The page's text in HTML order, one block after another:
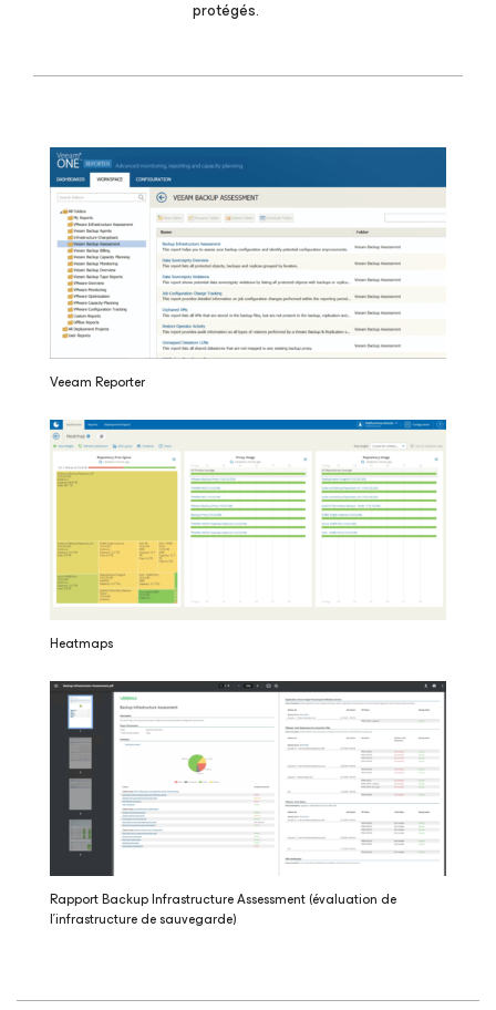
protégés.
Veeam Reporter
Heatmaps
Rapport Backup Infrastructure Assessment (évaluation de
l’infrastructure de sauvegarde)